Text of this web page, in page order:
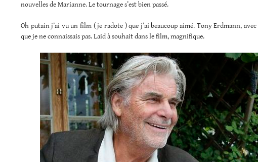
nouvelles de Marianne. Le tournage s’est bien passé.
Oh putain j’ai vu un film ( je radote ) que j’ai beaucoup aimé. Tony Erdmann,
que je ne connaissais pas. Laid à souhait dans le film, magnifique.